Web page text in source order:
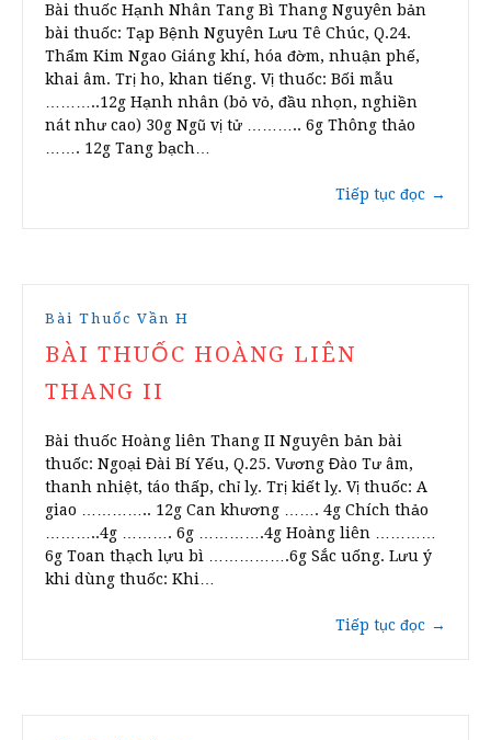
Bài thuốc Hạnh Nhân Tang Bì Thang Nguyên bản
bài thuốc: Tạp Bệnh Nguyên Lưu Tê Chúc, Q.24.
Thẩm Kim Ngao Giáng khí, hóa đờm, nhuận phế,
khai âm. Trị ho, khan tiếng. Vị thuốc: Bối mẫu
………..12g Hạnh nhân (bỏ vỏ, đầu nhọn, nghiền
nát như cao) 30g Ngũ vị tử ……….. 6g Thông thảo
……. 12g Tang bạch…
Tiếp tục đọc →
Bài Thuốc Vần H
BÀI THUỐC HOÀNG LIÊN
THANG II
Bài thuốc Hoàng liên Thang II Nguyên bản bài
thuốc: Ngoại Đài Bí Yếu, Q.25. Vương Đào Tư âm,
thanh nhiệt, táo thấp, chỉ lỵ. Trị kiết lỵ. Vị thuốc: A
giao ………….. 12g Can khương ……. 4g Chích thảo
………..4g ………. 6g ………….4g Hoàng liên …………
6g Toan thạch lựu bì …………….6g Sắc uống. Lưu ý
khi dùng thuốc: Khi…
Tiếp tục đọc →